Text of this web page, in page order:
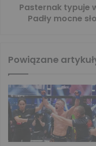
Pasternak typuje
Padły mocne
Powiązane